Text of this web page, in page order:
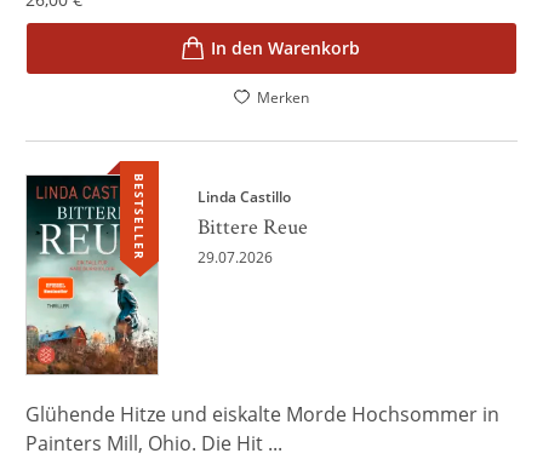
In den Warenkorb
Merken
BESTSELLER Linda Castillo
Bittere Reue
29.07.2026
Glühende Hitze und eiskalte Morde Hochsommer in
Painters Mill, Ohio. Die Hit ...